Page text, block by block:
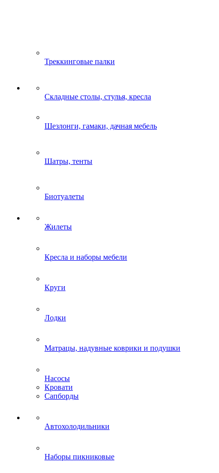
Треккинговые палки
Складные столы, стулья, кресла
Шезлонги, гамаки, дачная мебель
Шатры, тенты
Биотуалеты
Жилеты
Кресла и наборы мебели
Круги
Лодки
Матрацы, надувные коврики и подушки
Насосы
Кровати
Сапборды
Автохолодильники
Наборы пикниковые